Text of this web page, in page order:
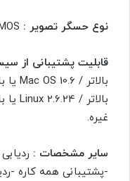
نوع حسگر تصویر :
قابلیت پشتیبانی از
غیره.
سایر مشخصات :
-پشتیبانی همه کاره -